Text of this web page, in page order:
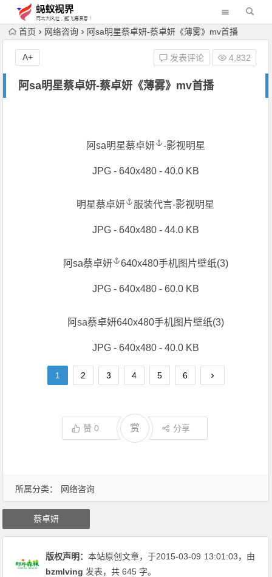
首页 网络咨询 阿sa明星蔡卓妍-蔡卓妍《薄雾》mv首播
阿sa明星蔡卓妍-蔡卓妍《薄雾》mv首播
发表评论 4,832
A+
所属分类： 网络咨询
阿sa明星蔡卓妍 -影视明星
JPG - 640x480 - 40.0 KB
明星蔡卓妍 服装代言-影视明星
JPG - 640x480 - 44.0 KB
阿sa蔡卓妍 640x480手机图片壁纸(3)
JPG - 640x480 - 60.0 KB
阿sa蔡卓妍640x480手机图片壁纸(3)
JPG - 640x480 - 40.0 KB
1 2 3 4 5 6
赞0 赏 分享
蔡卓妍
版权声明：本站原创文章，于2015-03-09 13:01:03，由
bzmlving 发表，共 645 字。